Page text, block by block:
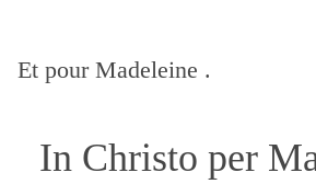
Et pour Madeleine .
In Christo per